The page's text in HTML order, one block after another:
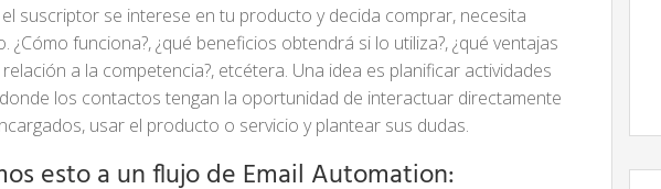
suscriptor se interese en tu producto y decida comprar, necesita
¿Cómo funciona?, ¿qué beneficios obtendrá si lo utiliza?, ¿qué ventajas
a la competencia?, etcétera. Una idea es planificar actividades
los contactos tengan la oportunidad de interactuar directamente
usar el producto o servicio y plantear sus dudas.
esto a un flujo de Email Automation: